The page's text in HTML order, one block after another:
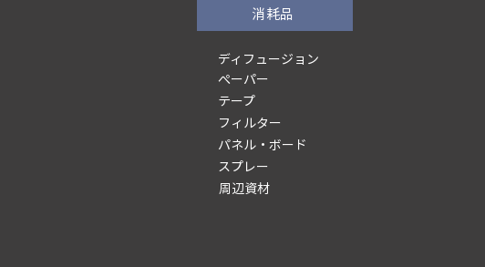
消耗品
ディフュージョン
ぺーパー
テープ
フィルター
パネル・ボード
スプレー
周辺資材